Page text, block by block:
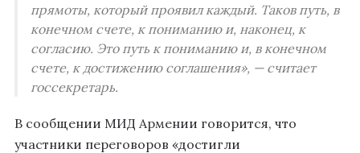
прямоты, который проявил каждый. Таков путь, в
конечном счете, к пониманию и, наконец, к
согласию. Это путь к пониманию и, в конечном
счете, к достижению соглашения», — считает
госсекретарь.
В сообщении МИД Армении говорится, что
участники переговоров «достигли